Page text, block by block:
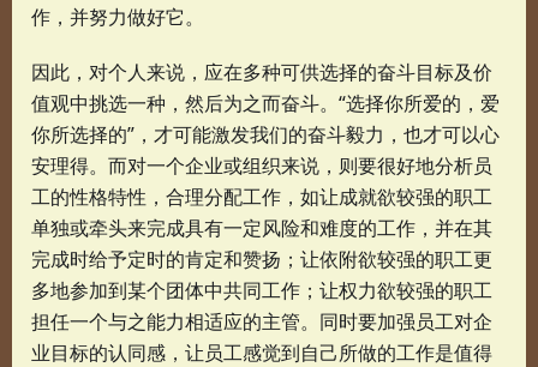
作，并努力做好它。
因此，对个人来说，应在多种可供选择的奋斗目标及价
值观中挑选一种，然后为之而奋斗。“选择你所爱的，爱
你所选择的”，才可能激发我们的奋斗毅力，也才可以心
安理得。而对一个企业或组织来说，则要很好地分析员
工的性格特性，合理分配工作，如让成就欲较强的职工
单独或牵头来完成具有一定风险和难度的工作，并在其
完成时给予定时的肯定和赞扬；让依附欲较强的职工更
多地参加到某个团体中共同工作；让权力欲较强的职工
担任一个与之能力相适应的主管。同时要加强员工对企
业目标的认同感，让员工感觉到自己所做的工作是值得